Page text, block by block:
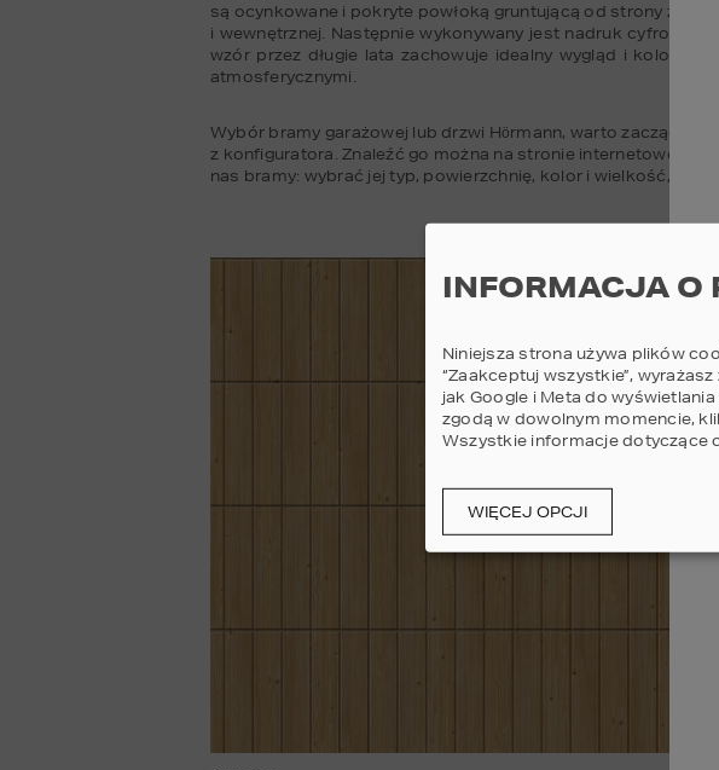
są ocynkowane i pokryte powłoką gruntującą od strony
i wewnętrznej. Następnie wykonywany jest nadruk cyfrowy.
wzór przez długie lata zachowuje idealny wygląd i kolor a
atmosferycznymi.
Wybór bramy garażowej lub drzwi Hörmann, warto zacząć od
z konfiguratora. Znaleźć go można na stronie internetowej
nas bramy: wybrać jej typ, powierzchnię, kolor i wielkość,
INFORMACJA O
Niniejsza strona używa plików
“Zaakceptuj wszystkie”,
jak Google i Meta do
zgodą w dowolnym momencie,
Wszystkie informacje dotyczące
WIĘCEJ OPCJI